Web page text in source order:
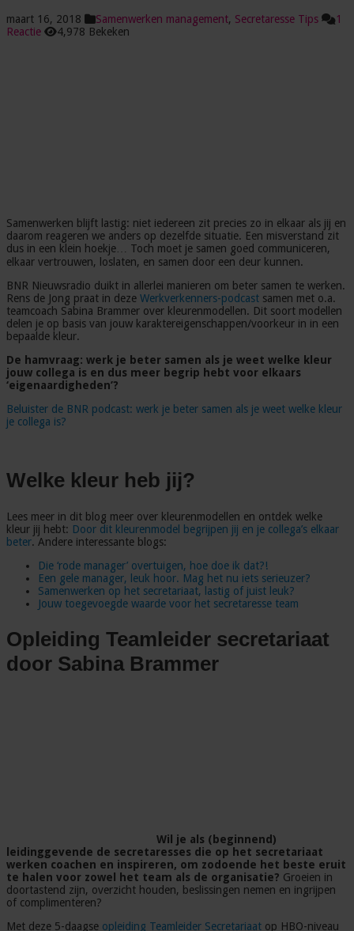
maart 16, 2018 Samenwerken management, Secretaresse Tips
1
Reactie
4,978 Bekeken
Samenwerken blijft lastig: niet iedereen zit precies zo in elkaar als jij en
daarom reageren we anders op dezelfde situatie. Een misverstand zit
dus in een klein hoekje… Toch moet je samen goed communiceren,
elkaar vertrouwen, loslaten, en samen door een deur kunnen.
BNR Nieuwsradio duikt in allerlei manieren om beter samen te werken.
Rens de Jong praat in deze Werkverkenners-podcast samen met o.a.
teamcoach Sabina Brammer over kleurenmodellen. Dit soort modellen
delen je op basis van jouw karaktereigenschappen/voorkeur in in een
bepaalde kleur.
De hamvraag: werk je beter samen als je weet welke kleur
jouw collega is en dus meer begrip hebt voor elkaars
‘eigenaardigheden’?
Beluister de BNR podcast: werk je beter samen als je weet welke kleur
je collega is?
Welke kleur heb jij?
Lees meer in dit blog meer over kleurenmodellen en ontdek welke
kleur jij hebt: Door dit kleurenmodel begrijpen jij en je collega’s elkaar
beter. Andere interessante blogs:
Die ‘rode manager’ overtuigen, hoe doe ik dat?!
Een gele manager, leuk hoor. Mag het nu iets serieuzer?
Samenwerken op het secretariaat, lastig of juist leuk?
Jouw toegevoegde waarde voor het secretaresse team
Opleiding Teamleider secretariaat
door Sabina Brammer
Wil je als (beginnend)
leidinggevende de secretaresses die op het secretariaat
werken coachen en inspireren, om zodoende het beste eruit
te halen voor zowel het team als de organisatie? Groeien in
doortastend zijn, overzicht houden, beslissingen nemen en ingrijpen
of complimenteren?
Met deze 5-daagse opleiding Teamleider Secretariaat op HBO-niveau